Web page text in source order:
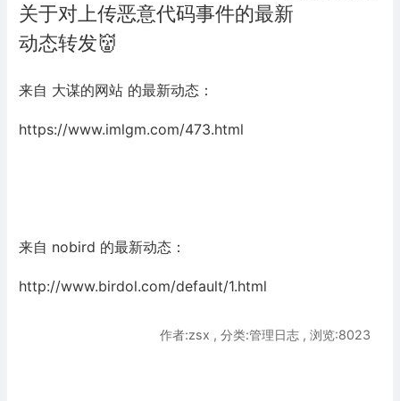
关于对上传恶意代码事件的最新
动态转发👹
来自 大谋的网站 的最新动态：
https://www.imlgm.com/473.html
来自 nobird 的最新动态：
http://www.birdol.com/default/1.html
作者:zsx , 分类:管理日志 , 浏览:8023